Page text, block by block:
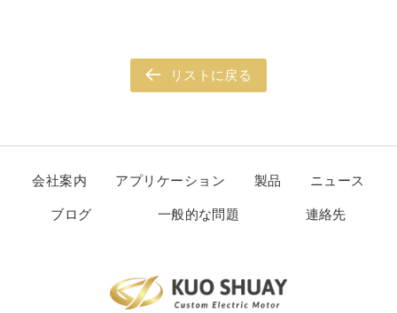
リストに戻る
会社案内 アプリケーション 製品 ニュース
ブログ 一般的な問題 連絡先